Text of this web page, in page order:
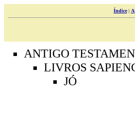
Índice|
ANTIGO
LIVROS
JÓ